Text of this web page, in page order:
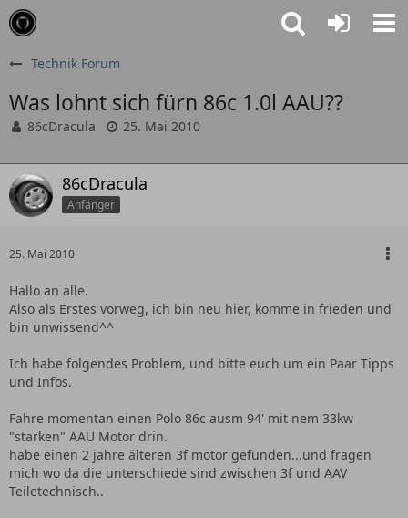
Technik Forum
Was lohnt sich fürn 86c 1.0l AAU??
86cDracula 25. Mai 2010
86cDracula
Anfänger
25. Mai 2010
Hallo an alle.
Also als Erstes vorweg, ich bin neu hier, komme in frieden und
bin unwissend^^
Ich habe folgendes Problem, und bitte euch um ein Paar Tipps
und Infos.
Fahre momentan einen Polo 86c ausm 94' mit nem 33kw
"starken" AAU Motor drin.
habe einen 2 jahre älteren 3f motor gefunden...und fragen
mich wo da die unterschiede sind zwischen 3f und AAV
Teiletechnisch..